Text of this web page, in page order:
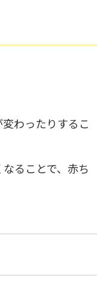
わったりするこ
ることで、赤ち